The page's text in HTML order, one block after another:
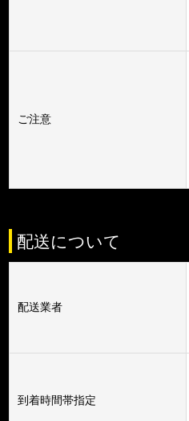
ご注意
配送について
配送業者
到着時間帯指定